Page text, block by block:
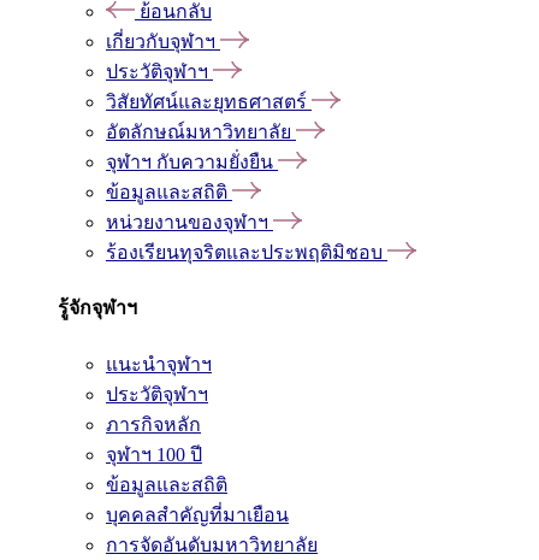
ย้อนกลับ
เกี่ยวกับจุฬาฯ
ประวัติจุฬาฯ
วิสัยทัศน์และยุทธศาสตร์
อัตลักษณ์มหาวิทยาลัย
จุฬาฯ กับความยั่งยืน
ข้อมูลและสถิติ
หน่วยงานของจุฬาฯ
ร้องเรียนทุจริตและประพฤติมิชอบ
รู้จักจุฬาฯ
แนะนำจุฬาฯ
ประวัติจุฬาฯ
ภารกิจหลัก
จุฬาฯ 100 ปี
ข้อมูลและสถิติ
บุคคลสำคัญที่มาเยือน
การจัดอันดับมหาวิทยาลัย